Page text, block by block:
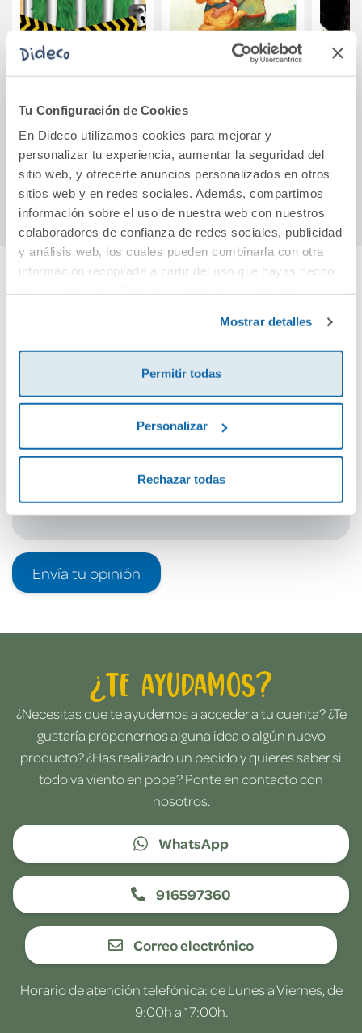
Tu Configuración de Cookies
En Dideco utilizamos cookies para mejorar y
personalizar tu experiencia, aumentar la seguridad del
sitio web, y ofrecerte anuncios personalizados en otros
sitios web y en redes sociales. Además, compartimos
información sobre el uso de nuestra web con nuestros
colaboradores de confianza de redes sociales, publicidad
y análisis web, los cuales pueden combinarla con otra
información recopilada a partir del uso que hayas hecho
Mostrar detalles
Permitir todas
Personalizar
Rechazar todas
12,95€
Comprar
través de nuestros
16,95€
Comprar
Cuéntanos tu opinión
Debes iniciar sesión para poder valorarlo
Envía tu opinión
¿Te ayudamos?
¿Necesitas que te ayudemos a acceder a tu cuenta? ¿Te
gustaría proponernos alguna idea o algún nuevo
producto? ¿Has realizado un pedido y quieres saber si
todo va viento en popa? Ponte en contacto con
nosotros.
WhatsApp
916597360
Correo electrónico
Horario de atención telefónica: de Lunes a Viernes, de
9:00h a 17:00h.